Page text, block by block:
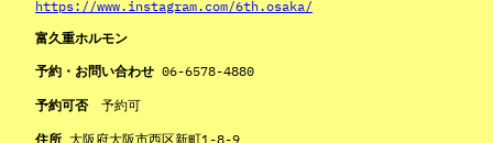
https://www.instagram.com/6th.osaka/
富久重ホルモン
予約・お問い合わせ 06-6578-4880
予約可否予約可
住所 大阪府大阪市西区新町1-8-9